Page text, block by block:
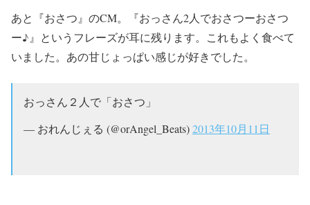
あと『おさつ』のCM。『おっさん2人でおさつーおさつ
ー♪』というフレーズが耳に残ります。これもよく食べて
いました。あの甘じょっぱい感じが好きでした。
おっさん２人で「おさつ」
— おれんじぇる (@orAngel_Beats)2013年10月11日